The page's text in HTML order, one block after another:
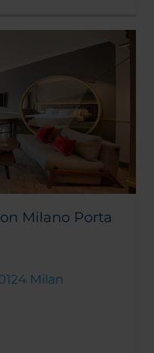
de la ville.
Milano Porta
Milan